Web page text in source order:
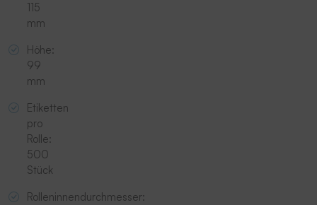
115
mm
Höhe:
99
mm
Etiketten
pro
Rolle:
500
Stück
Rolleninnendurchmesser: